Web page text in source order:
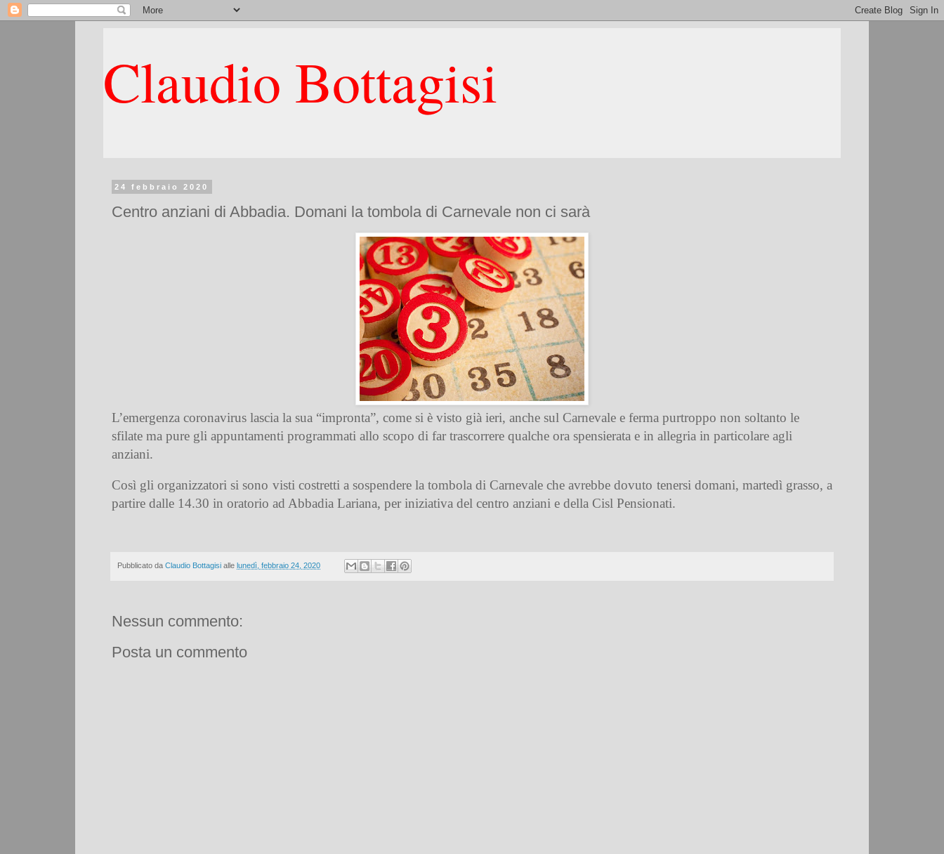
Claudio Bottagisi
24 febbraio 2020
Centro anziani di Abbadia. Domani la tombola di Carnevale non ci sarà
L’emergenza coronavirus lascia la sua “impronta”, come si è visto già ieri, anche sul Carnevale e ferma purtroppo non soltanto le
sfilate ma pure gli appuntamenti programmati allo scopo di far trascorrere qualche ora spensierata e in allegria in particolare agli
anziani.
Così gli organizzatori si sono visti costretti a sospendere la tombola di Carnevale che avrebbe dovuto tenersi domani, martedì grasso, a
partire dalle 14.30 in oratorio ad Abbadia Lariana, per iniziativa del centro anziani e della Cisl Pensionati.
Pubblicato da Claudio Bottagisi alle lunedì, febbraio 24, 2020
Nessun commento:
Posta un commento